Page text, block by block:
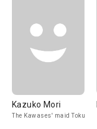
Kazuko Mori
The Kawases' maid Toku